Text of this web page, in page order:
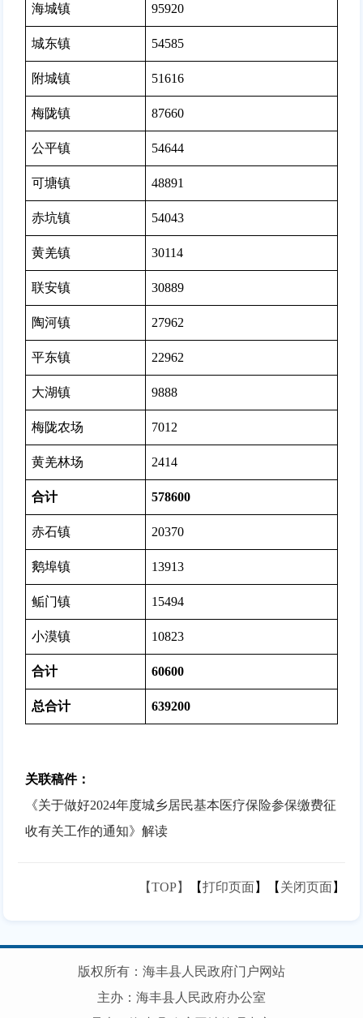
海城镇 95920
城东镇 54585
附城镇 51616
梅陇镇 87660
公平镇 54644
可塘镇 48891
赤坑镇 54043
黄羌镇 30114
联安镇 30889
陶河镇 27962
平东镇 22962
大湖镇 9888
梅陇农场 7012
黄羌林场 2414
合计 578600
赤石镇 20370
鹅埠镇 13913
鲘门镇 15494
小漠镇 10823
合计 60600
总合计 639200
关联稿件：
《关于做好2024年度城乡居民基本医疗保险参保缴费征
收有关工作的通知》解读
【TOP】 【打印页面】【 关闭页面】
版权所有：海丰县人民政府门户网站
主办：海丰县人民政府办公室